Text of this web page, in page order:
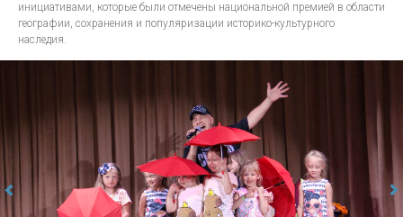
инициативами, которые были отмечены национальной премией в области
географии, сохранения и популяризации историко-культурного
наследия.